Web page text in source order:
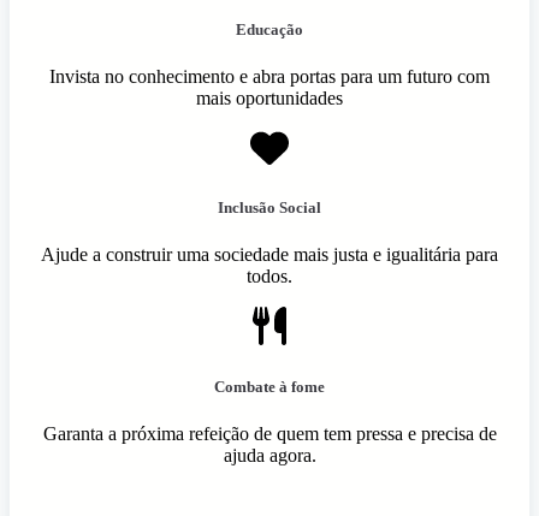
Educação
Invista no conhecimento e abra portas para um futuro com
mais oportunidades
Inclusão Social
Ajude a construir uma sociedade mais justa e igualitária para
todos.
Combate à fome
Garanta a próxima refeição de quem tem pressa e precisa de
ajuda agora.